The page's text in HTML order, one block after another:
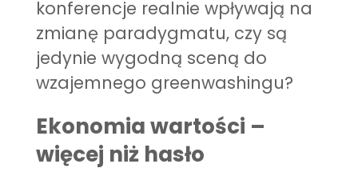
konferencje realnie wpływają na
zmianę paradygmatu, czy są
jedynie wygodną sceną do
wzajemnego greenwashingu?
Ekonomia wartości –
więcej niż hasło